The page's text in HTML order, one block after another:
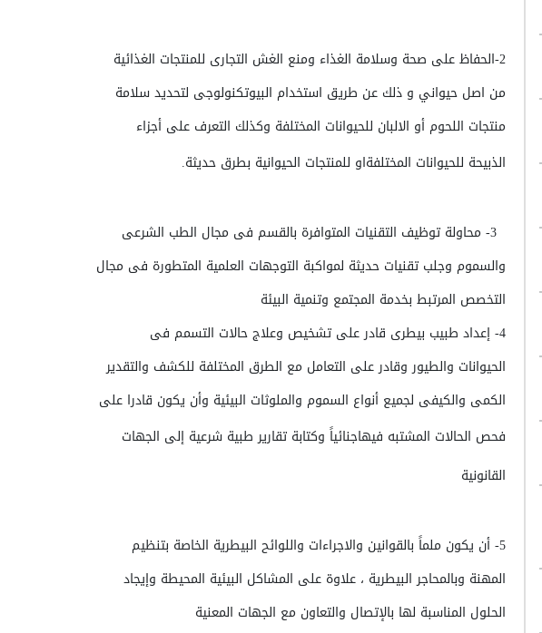
2-الحفاظ على صحة وسلامة الغذاء ومنع الغش التجارى للمنتجات الغذائية
من اصل حيواني و ذلك عن طريق استخدام البيوتكنولوجى لتحديد سلامة
منتجات اللحوم أو الالبان للحيوانات المختلفة وكذلك التعرف على أجزاء
الذبيحة للحيوانات المختلفةاو للمنتجات الحيوانية بطرق حديثة.
3- محاولة توظيف التقنيات المتوافرة بالقسم فى مجال الطب الشرعى
والسموم وجلب تقنيات حديثة لمواكبة التوجهات العلمية المتطورة فى مجال
التخصص المرتبط بخدمة المجتمع وتنمية البيئة
4- إعداد طبيب بيطرى قادر على تشخيص وعلاج حالات التسمم فى
الحيوانات والطيور وقادر على التعامل مع الطرق المختلفة للكشف والتقدير
الكمى والكيفى لجميع أنواع السموم والملوثات البيئية وأن يكون قادرا على
فحص الحالات المشتبه فيهاجنائياً وكتابة تقارير طبية شرعية إلى الجهات
القانونية
5- أن يكون ملماً بالقوانين والاجراءات واللوائح البيطرية الخاصة بتنظيم
المهنة وبالمحاجر البيطرية ، علاوة على المشاكل البيئية المحيطة وإيجاد
الحلول المناسبة لها بالإتصال والتعاون مع الجهات المعنية